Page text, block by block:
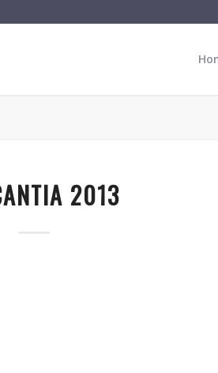
2013